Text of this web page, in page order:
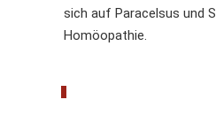
sich auf Paracelsus und
Homöopathie.